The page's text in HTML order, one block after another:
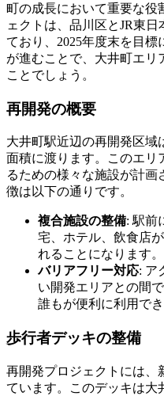
町の成長において重要な役
ェクトは、品川区とJR東
ており、2025年度末を目
が進むことで、大井町エリ
ことでしょう。
再開発の概要
大井町駅近辺の再開発区域
面積に渡ります。このエリ
るための様々な施設が計
徴は以下の通りです。
複合施設の整備: 駅前
宅、ホテル、飲食店
れることになります。
バリアフリー対応: ア
い開発エリアとの間
誰もが便利に利用で
歩行者デッキの整備
再開発プロジェクトには、
ています。このデッキは大